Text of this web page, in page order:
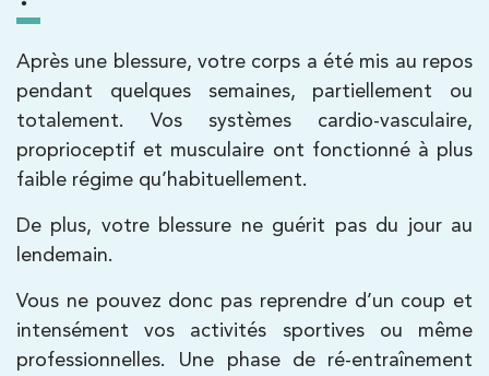
Après une blessure, votre corps a été mis au repos
pendant quelques semaines, partiellement ou
totalement. Vos systèmes cardio-vasculaire,
proprioceptif et musculaire ont fonctionné à plus
faible régime qu’habituellement.
De plus, votre blessure ne guérit pas du jour au
lendemain.
Vous ne pouvez donc pas reprendre d’un coup et
intensément vos activités sportives ou même
professionnelles. Une phase de ré-entraînement
PRENDRE RDV
PRENDRE RDV
IK Paris 6 – Cassette
1 Rue Cassette 75006 Paris
1 Rue Cassette 75006 Paris
PRENDRE RDV
PRENDRE RDV
Kinésithérapie